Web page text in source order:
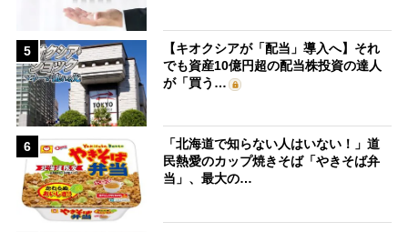
5
【キオクシアが「配当」導入へ】それ
でも資産10億円超の配当株投資の達人
が「買う…
6
「北海道で知らない人はいない！」道
民熱愛のカップ焼きそば「やきそば弁
当」、最大の…